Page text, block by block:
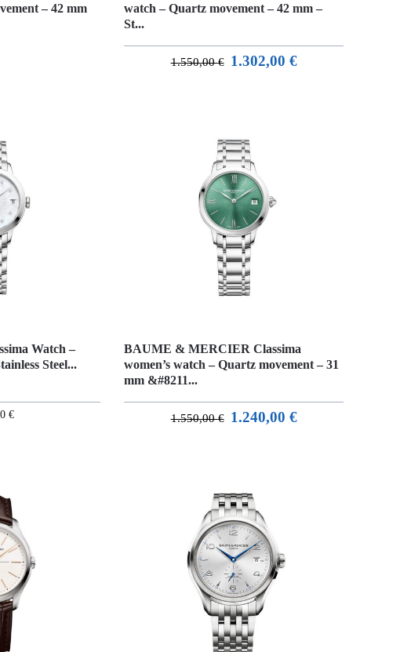
– 42 mm
watch – Quartz movement – 42 mm –
St...
1.550,00€ 1.302,00 €
Watch –
Steel...
€
BAUME & MERCIER Classima
women’s watch – Quartz movement – 31
mm &#8211...
1.550,00€ 1.240,00 €